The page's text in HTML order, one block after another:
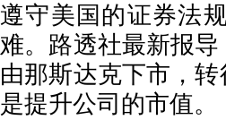
遵守美国的证券法
难。路透社最新报
由那斯达克下市，
是提升公司的市值。